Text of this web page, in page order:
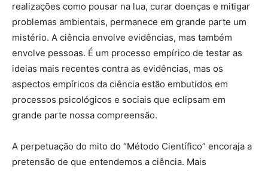
realizações como pousar na lua, curar doenças e mitigar
problemas ambientais, permanece em grande parte um
mistério. A ciência envolve evidências, mas também
envolve pessoas. É um processo empírico de testar as
ideias mais recentes contra as evidências, mas os
aspectos empíricos da ciência estão embutidos em
processos psicológicos e sociais que eclipsam em
grande parte nossa compreensão.
A perpetuação do mito do “Método Científico” encoraja a
pretensão de que entendemos a ciência. Mais